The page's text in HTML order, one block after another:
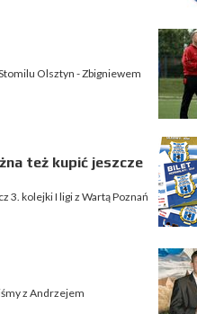
Olsztyn - Zbigniewem
też kupić jeszcze
3. kolejki I ligi z Wartą Poznań
z Andrzejem